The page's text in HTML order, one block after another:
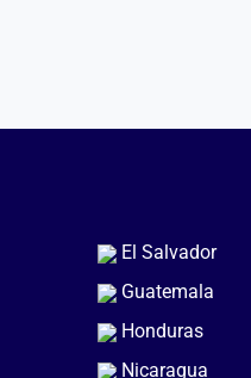
El Salvador
Guatemala
Honduras
Nicaragua